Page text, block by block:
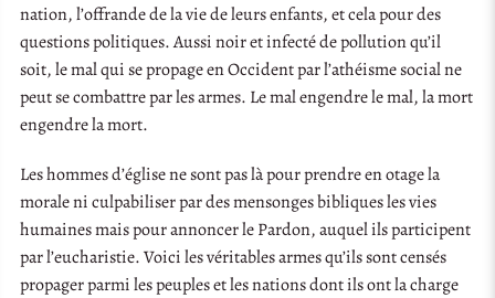
nation, l’offrande de la vie de leurs enfants, et cela pour des
questions politiques. Aussi noir et infecté de pollution qu’il
soit, le mal qui se propage en Occident par l’athéisme social ne
peut se combattre par les armes. Le mal engendre le mal, la mort
engendre la mort.
Les hommes d’église ne sont pas là pour prendre en otage la
morale ni culpabiliser par des mensonges bibliques les vies
humaines mais pour annoncer le Pardon, auquel ils participent
par l’eucharistie. Voici les véritables armes qu’ils sont censés
propager parmi les peuples et les nations dont ils ont la charge